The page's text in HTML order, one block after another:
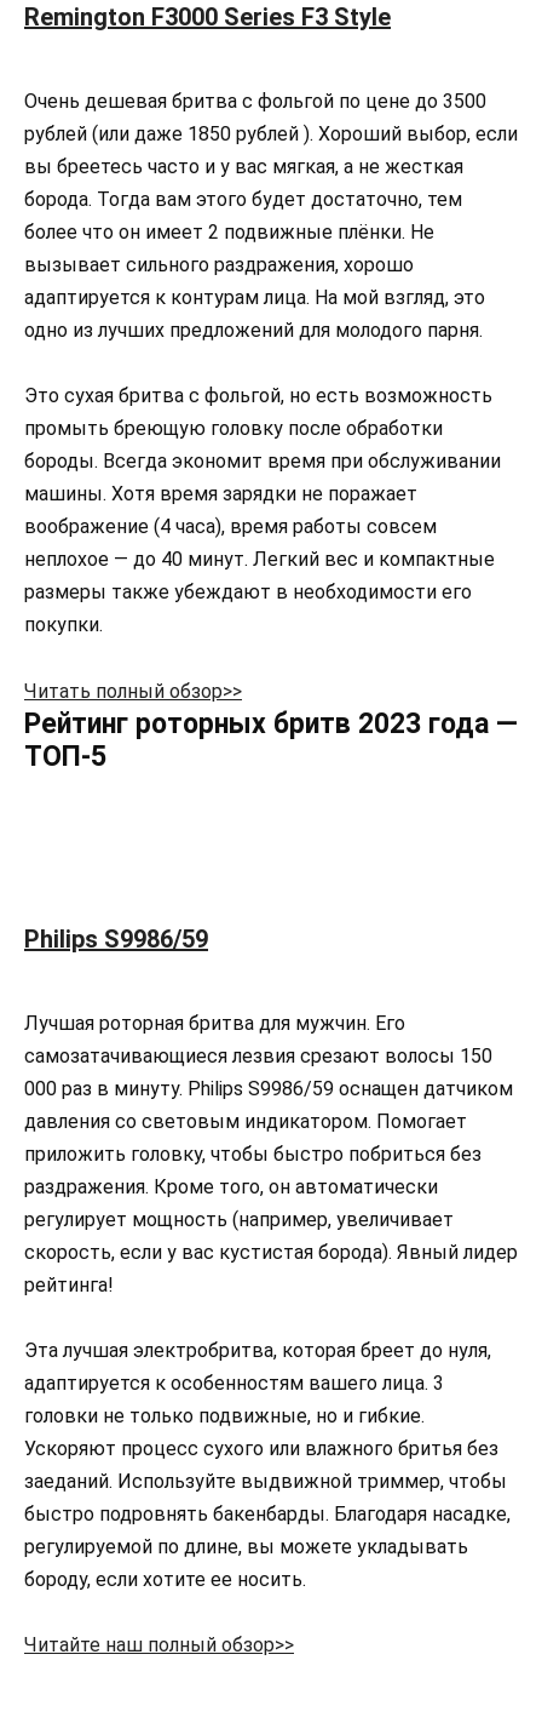
Remington F3000 Series F3 Style
Очень дешевая бритва с фольгой по цене до 3500
рублей (или даже 1850 рублей ). Хороший выбор, если
вы бреетесь часто и у вас мягкая, а не жесткая
борода. Тогда вам этого будет достаточно, тем
более что он имеет 2 подвижные плёнки. Не
вызывает сильного раздражения, хорошо
адаптируется к контурам лица. На мой взгляд, это
одно из лучших предложений для молодого парня.
Это сухая бритва с фольгой, но есть возможность
промыть бреющую головку после обработки
бороды. Всегда экономит время при обслуживании
машины. Хотя время зарядки не поражает
воображение (4 часа), время работы совсем
неплохое — до 40 минут. Легкий вес и компактные
размеры также убеждают в необходимости его
покупки.
Читать полный обзор>>
Рейтинг роторных бритв 2023 года —
ТОП-5
Philips S9986/59
Лучшая роторная бритва для мужчин. Его
самозатачивающиеся лезвия срезают волосы 150
000 раз в минуту. Philips S9986/59 оснащен датчиком
давления со световым индикатором. Помогает
приложить головку, чтобы быстро побриться без
раздражения. Кроме того, он автоматически
регулирует мощность (например, увеличивает
скорость, если у вас кустистая борода). Явный лидер
рейтинга!
Эта лучшая электробритва, которая бреет до нуля,
адаптируется к особенностям вашего лица. 3
головки не только подвижные, но и гибкие.
Ускоряют процесс сухого или влажного бритья без
заеданий. Используйте выдвижной триммер, чтобы
быстро подровнять бакенбарды. Благодаря насадке,
регулируемой по длине, вы можете укладывать
бороду, если хотите ее носить.
Читайте наш полный обзор>>